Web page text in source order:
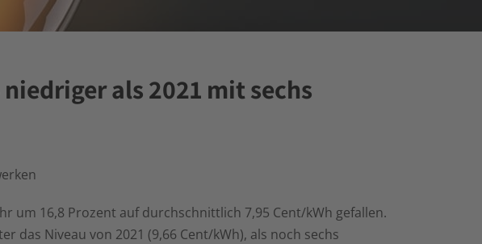
als 2021 mit sechs
um 16,8 Prozent auf durchschnittlich 7,95 Cent/kWh gefallen.
das Niveau von 2021 (9,66 Cent/kWh), als noch sechs